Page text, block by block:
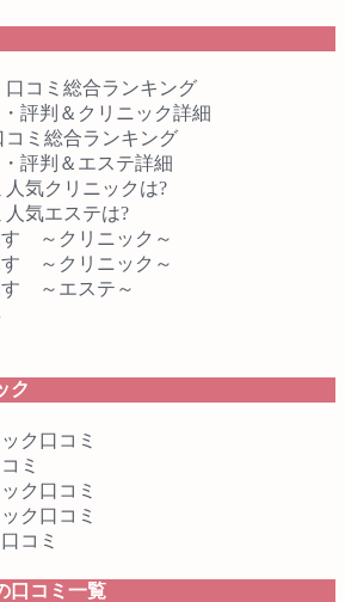
口コミ総合ランキング
評判＆クリニック詳細
コミ総合ランキング
評判＆エステ詳細
気クリニックは?
気エステは?
す ～クリニック～
～クリニック～
す ～エステ～
ク
ク口コミ
ミ
ク口コミ
ク口コミ
コミ
口コミ一覧